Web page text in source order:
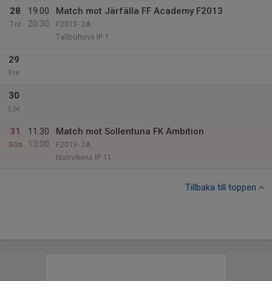
28
Tor
19:00
20:30
Match mot Järfälla FF Academy F2013
F2013- 2A
Tallbohovs IP 1
29
Fre
30
Lör
31
Sön
11:30
13:00
Match mot Sollentuna FK Ambition
F2013- 2A
Norrvikens IP 11
Tillbaka till toppen